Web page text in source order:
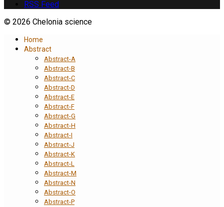
RSS Feed
© 2026 Chelonia science
Home
Abstract
Abstract-A
Abstract-B
Abstract-C
Abstract-D
Abstract-E
Abstract-F
Abstract-G
Abstract-H
Abstract-I
Abstract-J
Abstract-K
Abstract-L
Abstract-M
Abstract-N
Abstract-O
Abstract-P